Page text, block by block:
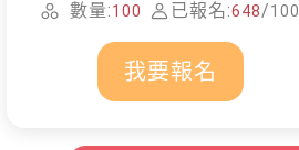
數量:100 已報名:648/100
我要報名